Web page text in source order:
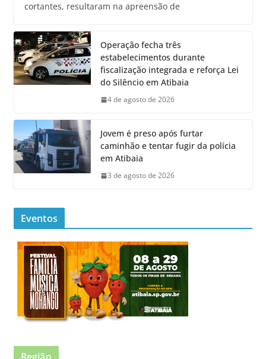
cortantes, resultaram na apreensão de
Operação fecha três
estabelecimentos durante
fiscalização integrada e reforça Lei
do Silêncio em Atibaia
4 de agosto de 2026
Jovem é preso após furtar
caminhão e tentar fugir da polícia
em Atibaia
3 de agosto de 2026
Eventos